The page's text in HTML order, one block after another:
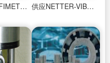
供应意大利FIMET齿轮箱 供应NETTER-VIBRATION震荡器